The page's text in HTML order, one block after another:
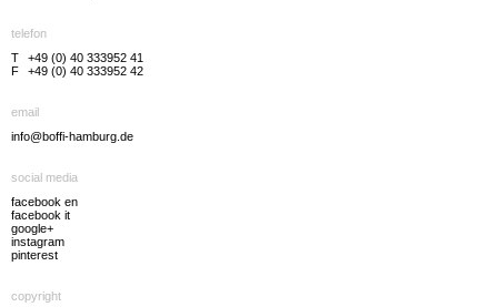
telefon
T
+49 (0) 40 333952 41
F
+49 (0) 40 333952 42
email
info@boffi-hamburg.de
social media
facebook en
facebook it
google+
instagram
pinterest
copyright